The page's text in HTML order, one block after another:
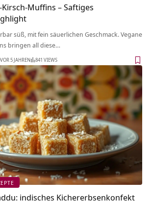
Muffins – Saftiges
süß, mit fein säuerlichen Geschmack. Vegane
bringen all diese…
VOR 5 JAHREN 841 VIEWS
indisches Kichererbsenkonfekt